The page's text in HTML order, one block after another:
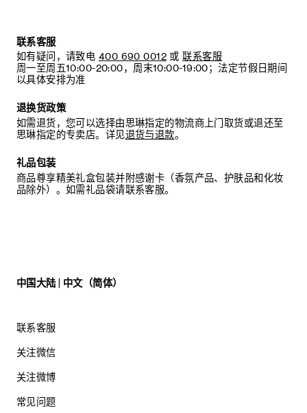
联系客服
如有疑问，请致电 400 690 0012 或 联系客服
周一至周五10:00-20:00，周末10:00-19:00；法定节假日期间
以具体安排为准
退换货政策
如需退货，您可以选择由思琳指定的物流商上门取货或退还至
思琳指定的专卖店。详见退货与退款。
礼品包装
商品尊享精美礼盒包装并附感谢卡（香氛产品、护肤品和化妆
品除外）。如需礼品袋请联系客服。
中国大陆 | 中文（简体）
联系客服
关注微信
关注微博
常见问题